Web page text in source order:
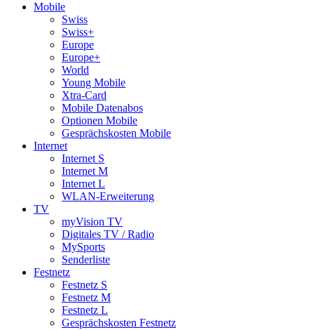
Mobile
Swiss
Swiss+
Europe
Europe+
World
Young Mobile
Xtra-Card
Mobile Datenabos
Optionen Mobile
Gesprächskosten Mobile
Internet
Internet S
Internet M
Internet L
WLAN-Erweiterung
TV
myVision TV
Digitales TV / Radio
MySports
Senderliste
Festnetz
Festnetz S
Festnetz M
Festnetz L
Gesprächskosten Festnetz